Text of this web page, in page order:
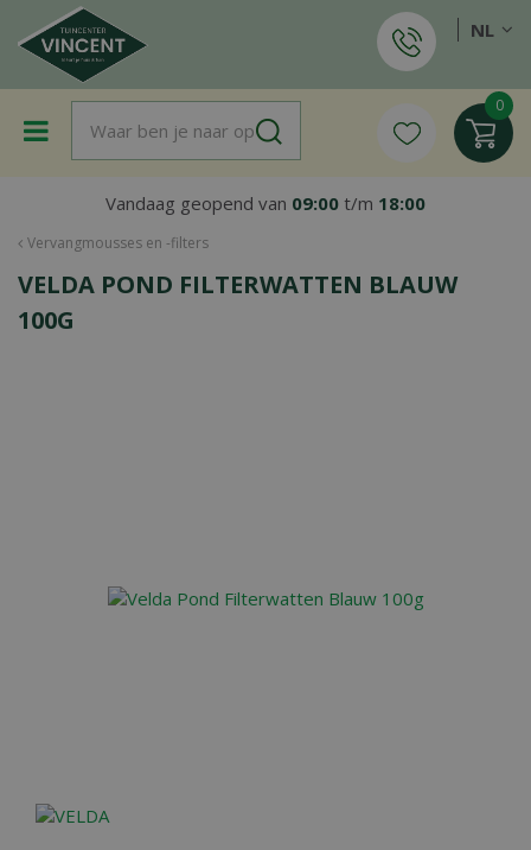
a
Vervangmousses en -filters
Vandaag geopend van 09:00 t/m 18:00
NL
VELDA POND FILTERWATTEN BLAUW
100G